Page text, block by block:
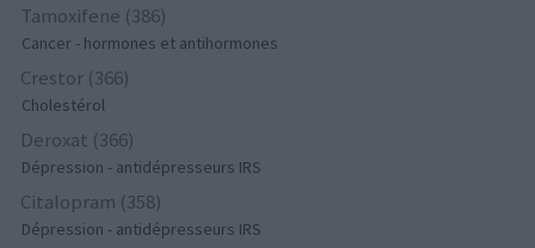
Tamoxifene (386)
Cancer - hormones et antihormones
Crestor (366)
Cholestérol
Deroxat (366)
Dépression - antidépresseurs IRS
Citalopram (358)
Dépression - antidépresseurs IRS